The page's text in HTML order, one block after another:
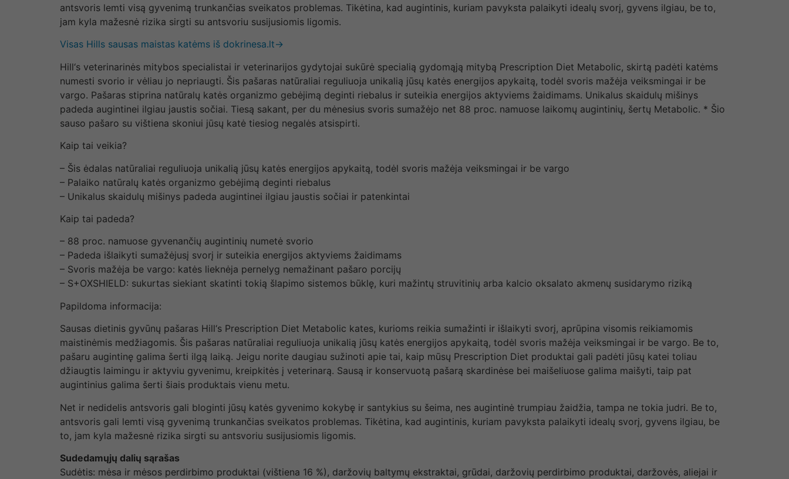
antsvoris lemti visą gyvenimą trunkančias sveikatos problemas. Tikėtina, kad augintinis, kuriam pavyksta palaikyti idealų svorį, gyvens ilgiau, be to,
jam kyla mažesnė rizika sirgti su antsvoriu susijusiomis ligomis.
Visas Hills sausas maistas katėms iš dokrinesa.lt→
Hill‘s veterinarinės mitybos specialistai ir veterinarijos gydytojai sukūrė specialią gydomąją mitybą Prescription Diet Metabolic, skirtą padėti katėms
numesti svorio ir vėliau jo nepriaugti. Šis pašaras natūraliai reguliuoja unikalią jūsų katės energijos apykaitą, todėl svoris mažėja veiksmingai ir be
vargo. Pašaras stiprina natūralų katės organizmo gebėjimą deginti riebalus ir suteikia energijos aktyviems žaidimams. Unikalus skaidulų mišinys
padeda augintinei ilgiau jaustis sočiai. Tiesą sakant, per du mėnesius svoris sumažėjo net 88 proc. namuose laikomų augintinių, šertų Metabolic. * Šio
sauso pašaro su vištiena skoniui jūsų katė tiesiog negalės atsispirti.
Kaip tai veikia?
– Šis ėdalas natūraliai reguliuoja unikalią jūsų katės energijos apykaitą, todėl svoris mažėja veiksmingai ir be vargo
– Palaiko natūralų katės organizmo gebėjimą deginti riebalus
– Unikalus skaidulų mišinys padeda augintinei ilgiau jaustis sočiai ir patenkintai
Kaip tai padeda?
– 88 proc. namuose gyvenančių augintinių numetė svorio
– Padeda išlaikyti sumažėjusį svorį ir suteikia energijos aktyviems žaidimams
– Svoris mažėja be vargo: katės lieknėja pernelyg nemažinant pašaro porcijų
– S+OXSHIELD: sukurtas siekiant skatinti tokią šlapimo sistemos būklę, kuri mažintų struvitinių arba kalcio oksalato akmenų susidarymo riziką
Papildoma informacija:
Sausas dietinis gyvūnų pašaras Hill‘s Prescription Diet Metabolic kates, kurioms reikia sumažinti ir išlaikyti svorį, aprūpina visomis reikiamomis
maistinėmis medžiagomis. Šis pašaras natūraliai reguliuoja unikalią jūsų katės energijos apykaitą, todėl svoris mažėja veiksmingai ir be vargo. Be to,
pašaru augintinę galima šerti ilgą laiką. Jeigu norite daugiau sužinoti apie tai, kaip mūsų Prescription Diet produktai gali padėti jūsų katei toliau
džiaugtis laimingu ir aktyviu gyvenimu, kreipkitės į veterinarą. Sausą ir konservuotą pašarą skardinėse bei maišeliuose galima maišyti, taip pat
augintinius galima šerti šiais produktais vienu metu.
Net ir nedidelis antsvoris gali bloginti jūsų katės gyvenimo kokybę ir santykius su šeima, nes augintinė trumpiau žaidžia, tampa ne tokia judri. Be to,
antsvoris gali lemti visą gyvenimą trunkančias sveikatos problemas. Tikėtina, kad augintinis, kuriam pavyksta palaikyti idealų svorį, gyvens ilgiau, be
to, jam kyla mažesnė rizika sirgti su antsvoriu susijusiomis ligomis.
Sudedamųjų dalių sąrašas
Sudėtis: mėsa ir mėsos perdirbimo produktai (vištiena 16 %), daržovių baltymų ekstraktai, grūdai, daržovių perdirbimo produktai, daržovės, aliejai ir